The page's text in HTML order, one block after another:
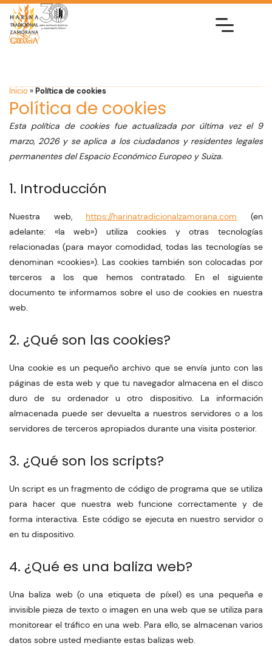
Inicio »Política de cookies
Política de cookies
Esta política de cookies fue actualizada por última vez el 9
marzo, 2026 y se aplica a los ciudadanos y residentes legales
permanentes del Espacio Económico Europeo y Suiza.
1. Introducción
Nuestra web, https://harinatradicionalzamorana.com (en
adelante: «la web») utiliza cookies y otras tecnologías
relacionadas (para mayor comodidad, todas las tecnologías se
denominan «cookies»). Las cookies también son colocadas por
terceros a los que hemos contratado. En el siguiente
documento te informamos sobre el uso de cookies en nuestra
web.
2. ¿Qué son las cookies?
Una cookie es un pequeño archivo que se envía junto con las
páginas de esta web y que tu navegador almacena en el disco
duro de su ordenador u otro dispositivo. La información
almacenada puede ser devuelta a nuestros servidores o a los
servidores de terceros apropiados durante una visita posterior.
3. ¿Qué son los scripts?
Un script es un fragmento de código de programa que se utiliza
para hacer que nuestra web funcione correctamente y de
forma interactiva. Este código se ejecuta en nuestro servidor o
en tu dispositivo.
4. ¿Qué es una baliza web?
Una baliza web (o una etiqueta de píxel) es una pequeña e
invisible pieza de texto o imagen en una web que se utiliza para
monitorear el tráfico en una web. Para ello, se almacenan varios
datos sobre usted mediante estas balizas web.